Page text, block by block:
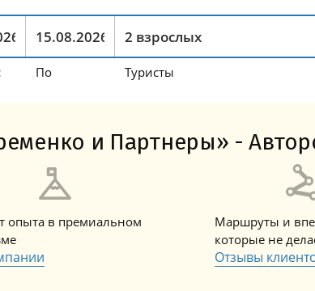
По Туристы
и Партнеры» -
опыта в премиальном
Маршруты и
которые не
Отзывы